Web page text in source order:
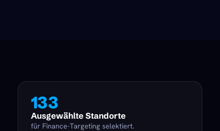
133
Ausgewählte Standorte
für Finance-Targeting selektiert.